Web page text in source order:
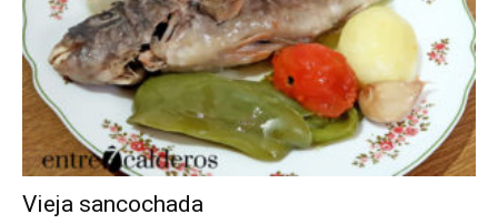
Vieja sancochada